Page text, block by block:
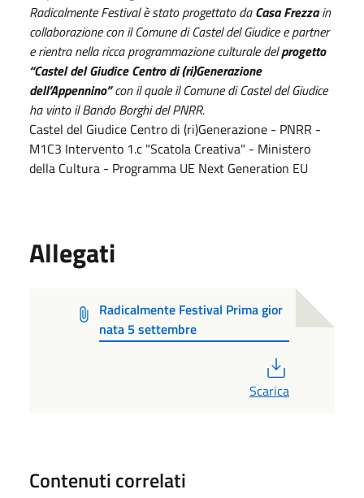
Radicalmente Festival è stato progettato daCasa Frezzain
collaborazione con il Comune di Castel del Giudice e partner
e rientra nella ricca programmazione culturale delprogetto
“Castel del Giudice Centro di (ri)Generazione
dell’Appennino”con il quale il Comune di Castel del Giudice
ha vinto il Bando Borghi del PNRR.
Castel del Giudice Centro di (ri)Generazione - PNRR -
M1C3 Intervento 1.c "Scatola Creativa" - Ministero
della Cultura - Programma UE Next Generation EU
Allegati
Radicalmente Festival Prima gior
nata 5 settembre
Scarica
Contenuti correlati